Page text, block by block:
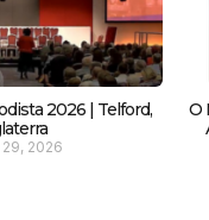
2026 | Telford,
2026
O